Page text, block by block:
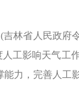
林省人民政府
工影响天气工
力，完善人工